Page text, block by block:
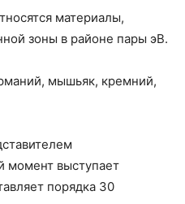
материалы,
зоны в районе пары эВ.
мышьяк, кремний,
момент выступает
порядка 30